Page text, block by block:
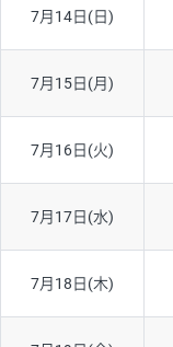
7月14日(日)
7月15日(月)
7月16日(火)
7月17日(水)
7月18日(木)